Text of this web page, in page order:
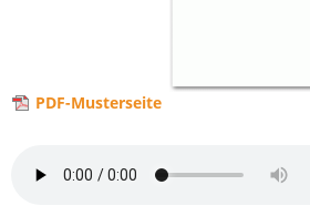
PDF-Musterseite